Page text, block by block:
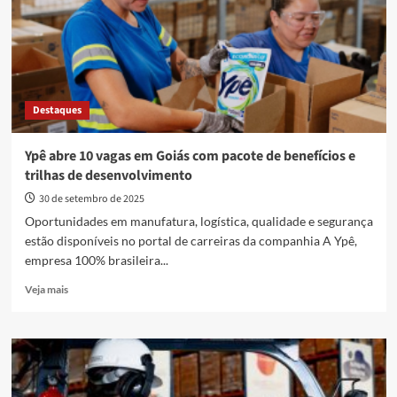
estágio
em
Goiás
Destaques
Ypê abre 10 vagas em Goiás com pacote de benefícios e
trilhas de desenvolvimento
30 de setembro de 2025
Oportunidades em manufatura, logística, qualidade e segurança
estão disponíveis no portal de carreiras da companhia A Ypê,
empresa 100% brasileira...
Veja maisRead
Ypê
abre
10
vagas